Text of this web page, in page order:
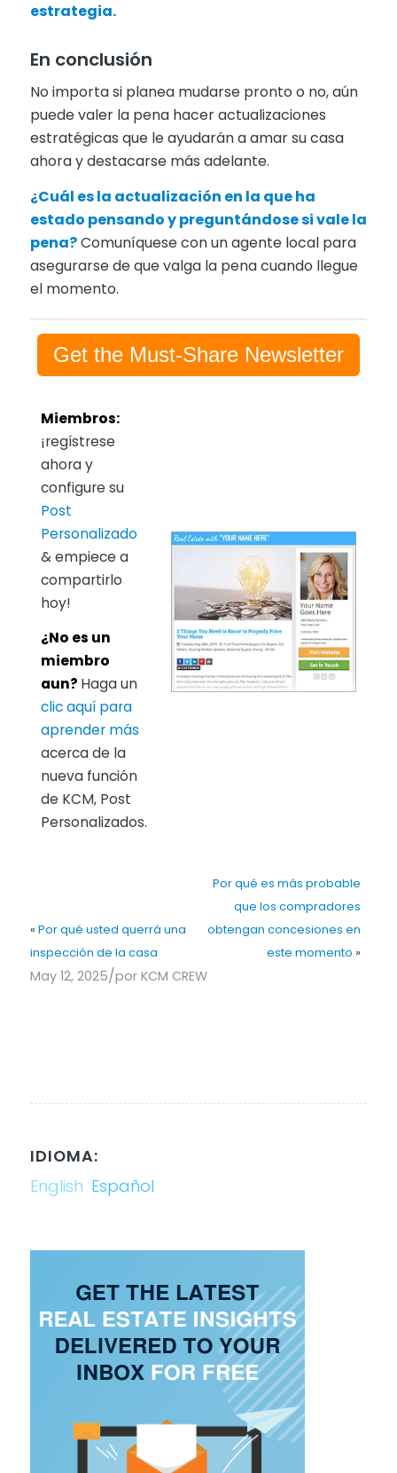
estrategia.
En conclusión
No importa si planea mudarse pronto o no, aún
puede valer la pena hacer actualizaciones
estratégicas que le ayudarán a amar su casa
ahora y destacarse más adelante.
¿Cuál es la actualización en la que ha
estado pensando y preguntándose si vale la
pena?Comuníquese con un agente local para
asegurarse de que valga la pena cuando llegue
el momento.
Get the Must-Share Newsletter
Miembros:
¡regístrese
ahora y
configure su
Post
Personalizado
& empiece a
compartirlo
hoy!
¿No es un
miembro
aun? Haga un
clic aquí para
aprender más
acerca de la
nueva función
de KCM, Post
Personalizados.
« Por qué usted querrá una
inspección de la casa
Por qué es más probable
que los compradores
obtengan concesiones en
este momento »
May 12, 2025/por KCM CREW
IDIOMA:
English Español